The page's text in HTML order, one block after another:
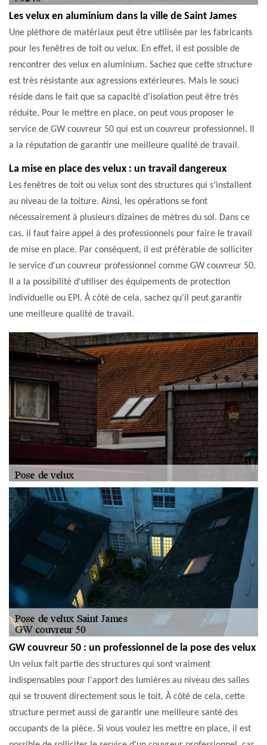
Les velux en aluminium dans la ville de Saint James
Une pléthore de matériaux peut être utilisée par les fabricants
pour les fenêtres de toit ou velux. En effet, il est possible de
rencontrer des velux en aluminium. Sachez que cette structure
est très résistante aux agressions extérieures. Mais le souci
réside dans le fait que sa capacité d'isolation peut être très
réduite. Pour le mettre en place, on peut vous proposer le
service de GW couvreur 50 qui est un couvreur professionnel. Il
a la réputation de garantir une meilleure qualité de travail.
La mise en place des velux : un travail dangereux
Les fenêtres de toit ou velux sont des structures qui s'installent
au niveau de la toiture. Ainsi, les opérations se font
nécessairement à plusieurs dizaines de mètres du sol. Dans ce
cas, il faut faire appel à des professionnels pour faire le travail
de mise en place. Par conséquent, il est préférable de solliciter
le service d'un couvreur professionnel comme GW couvreur 50.
Il a la possibilité d'utiliser des équipements de protection
individuelle ou EPI. À côté de cela, sachez qu'il peut garantir
une meilleure qualité de travail.
GW couvreur 50 : un professionnel de la pose des velux
Un velux fait partie des structures qui sont vraiment
indispensables pour l'apport des lumières au niveau des salles
qui se trouvent directement sous le toit. À côté de cela, cette
structure permet aussi de garantir une meilleure santé des
occupants de la pièce. Si vous voulez les mettre en place, il est